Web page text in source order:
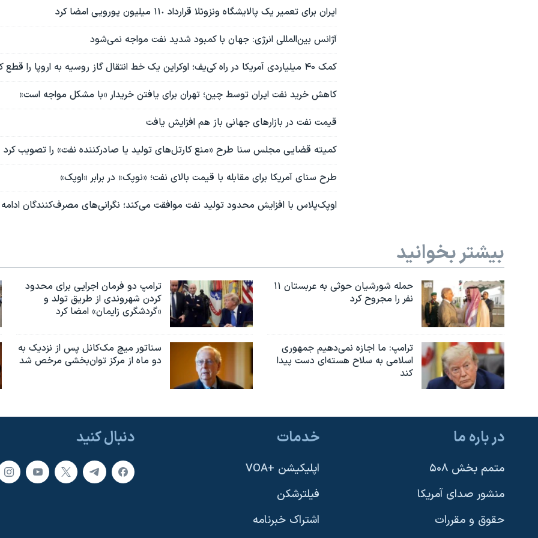
ایران برای تعمیر یک پالایشگاه ونزوئلا قرارداد ١١٠ میلیون یورویی امضا کرد
آژانس بین‌المللی انرژی: جهان با کمبود شدید نفت مواجه نمی‌شود
کمک ۴۰ میلیاردی آمریکا در راه کی‌یف؛ اوکراین یک خط انتقال گاز روسیه به اروپا را قطع کرد
کاهش خرید نفت ایران توسط چین؛ تهران برای یافتن خریدار «با مشکل مواجه است»
قیمت نفت در بازارهای جهانی باز هم افزایش یافت
کمیته قضایی مجلس سنا طرح «منع کارتل‌های تولید یا صادرکننده نفت» را تصویب کرد
طرح سنای آمریکا برای مقابله با قیمت بالای نفت؛ «نوپک» در برابر «اوپک»
اوپک‌پلاس با افزایش محدود تولید نفت موافقت ‌می‌کند؛ نگرانی‌های مصرف‌کنندگان ادامه
بیشتر بخوانید
حمله شورشیان حوثی به عربستان ۱۱
نفر را مجروح کرد
ترامپ دو فرمان اجرایی برای محدود
کردن شهروندی از طریق تولد و
«گردشگری زایمان» امضا کرد
ترامپ: ما اجازه نمی‌دهیم جمهوری
اسلامی به سلاح هسته‌ای دست پیدا
کند
سناتور میچ مک‌کانل پس از نزدیک به
دو ماه از مرکز توان‌بخشی مرخص شد
دنبال کنید در باره ما
متمم بخش ۵۰۸
منشور صدای آمریکا
حقوق و مقررات
خدمات
اپلیکیشن +VOA
فیلترشکن
اشتراک خبرنامه